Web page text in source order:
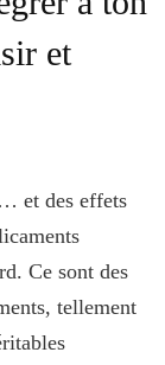
et
et des effets
Ce sont des
tellement